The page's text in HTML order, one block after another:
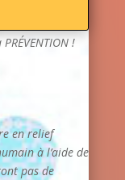
!
en relief
à l’aide de
pas de